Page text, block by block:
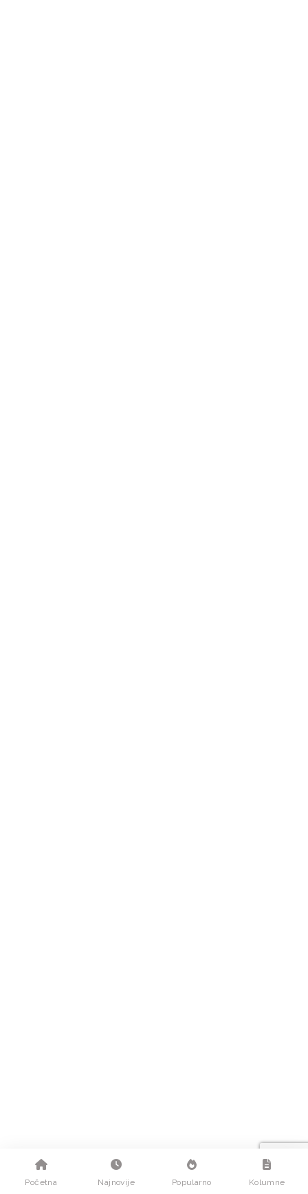
Početna Najnovije Popularno Kolumne